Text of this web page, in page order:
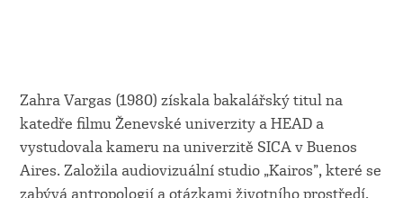
Zahra Vargas (1980) získala bakalářský titul na
katedře filmu Ženevské univerzity a HEAD a
vystudovala kameru na univerzitě SICA v Buenos
Aires. Založila audiovizuální studio „Kairos”, které se
zabývá antropologií a otázkami životního prostředí.